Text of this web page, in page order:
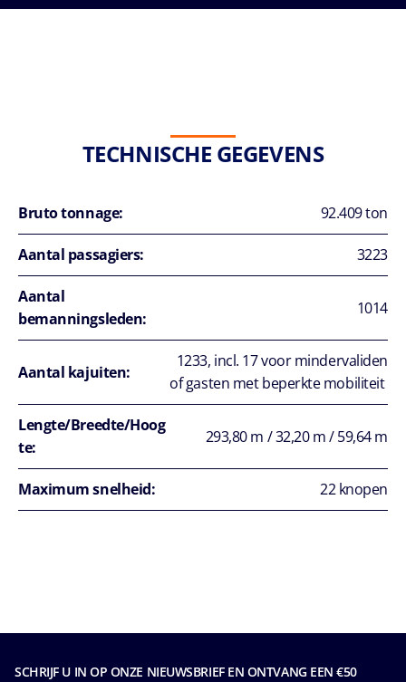
TECHNISCHE GEGEVENS
Bruto tonnage: 92.409 ton
Aantal passagiers: 3223
Aantal
bemanningsleden:
1014
Aantal kajuiten:
1233, incl. 17 voor mindervaliden
of gasten met beperkte mobiliteit
Lengte/Breedte/Hoog
te:
293,80 m / 32,20 m / 59,64 m
Maximum snelheid: 22 knopen
SCHRIJF U IN OP ONZE NIEUWSBRIEF EN ONTVANG EEN €50